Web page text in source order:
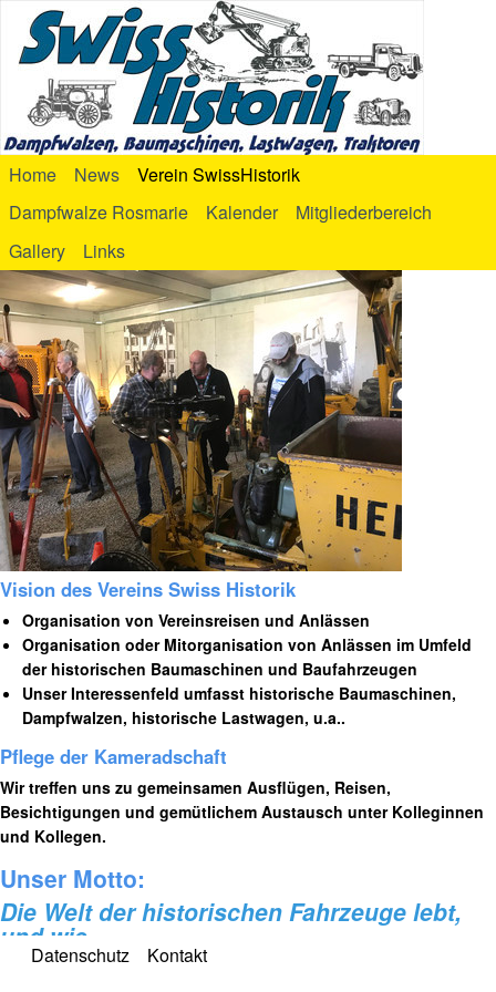
Home News
Verein SwissHistorik
Dampfwalze Rosmarie
Kalender
Mitgliederbereich
Gallery
Links
Vision des Vereins Swiss Historik
Organisation von Vereinsreisen und Anlässen
Organisation oder Mitorganisation von Anlässen im Umfeld
der historischen Baumaschinen und Baufahrzeugen
Unser Interessenfeld umfasst historische Baumaschinen,
Dampfwalzen, historische Lastwagen, u.a..
Pflege der Kameradschaft
Wir treffen uns zu gemeinsamen Ausflügen, Reisen,
Besichtigungen und gemütlichem Austausch unter Kolleginnen
und Kollegen.
Unser Motto:
Die Welt der historischen Fahrzeuge lebt,
und wie ...........
Datenschutz Kontakt